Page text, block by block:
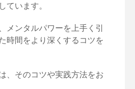
ています。
メンタルパワーを上手く引
時間をより深くするコツを
、そのコツや実践方法をお